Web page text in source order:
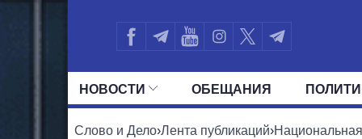
НОВОСТИ ОБЕЩАНИЯ
ВСЕ ПОЛИТИКИ ПРЕЗИДЕНТ И
Слово и Дело›Лента публикаций›